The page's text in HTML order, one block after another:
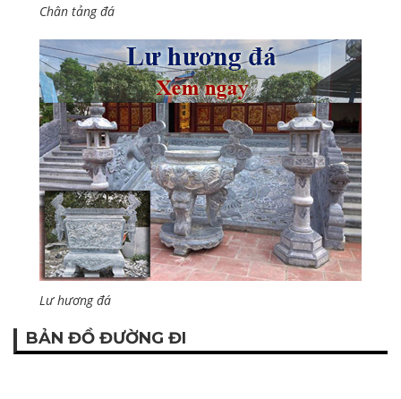
Chân tảng đá
Lư hương đá
BẢN ĐỒ ĐƯỜNG ĐI